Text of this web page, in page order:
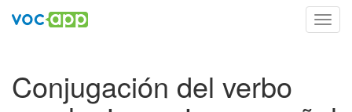
Conjugación del verbo